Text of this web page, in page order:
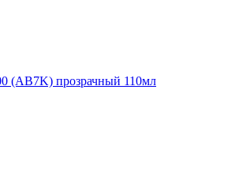
(AB7K) прозрачный 110мл